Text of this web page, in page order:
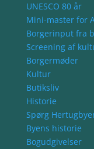
UNESCO 80 år
Mini-master for
Borgerinput fra
Screening af
Borgermøder
Kultur
Butiksliv
Historie
Spørg
Byens historie
Bogudgivelser